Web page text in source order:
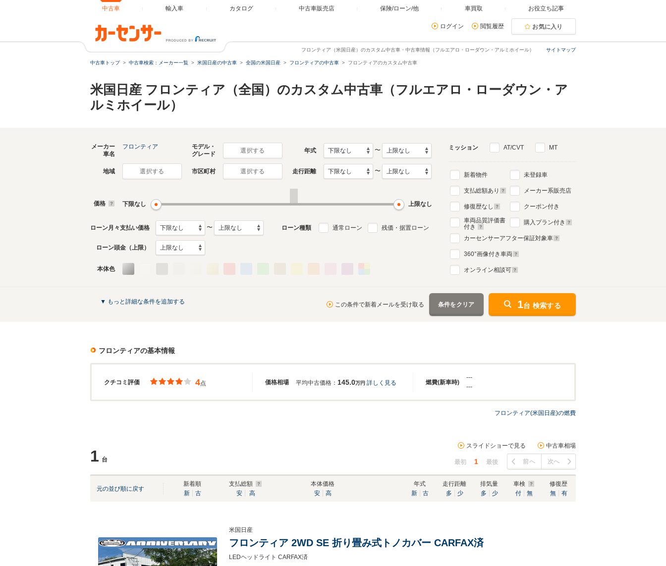
中古車 輸入車 カタログ 中古車販売店 保険/ローン/他 車買取 お役立ち記事
ログイン 閲覧履歴 お気に入り
サイトマップ
フロンティア（米国日産）のカスタム中古車・中古車情報（フルエアロ・ローダウン・アルミホイール）
中古車トップ 中古車検索：メーカー一覧 米国日産の中古車 全国の米国日産 フロンティアの中古車 フロンティアのカスタム中古車
米国日産 フロンティア（全国）のカスタム中古車（フルエアロ・ローダウン・ア
ルミホイール）
メーカー
車名
フロンティア
モデル・
グレード
選択する 年式 〜
地域 選択する 市区町村 選択する 走行距離 〜
価格 下限なし 上限なし
ローン月々支払い価格 〜 ローン種類 通常ローン 残価・据置ローン
ローン頭金（上限）
本体色
ミッション AT/CVT MT
新着物件
支払総額あり
修復歴なし
車両品質評価書
付き
未登録車
メーカー系販売店
クーポン付き
購入プラン付き
カーセンサーアフター保証対象車
360°画像付き車両
オンライン相談可
▼ もっと詳細な条件を追加する この条件で新着メールを受け取る 条件をクリア 1台 検索する
フロンティアの基本情報
クチコミ評価 価格相場 燃費(新車時)
4点 平均中古価格： 145.0万円 詳しく見る
---
---
フロンティア(米国日産)の燃費
1 台
スライドショーで見る 中古車相場
最初 1 最後 前へ 次へ
元の並び順に戻す
新着順
新
古
支払総額
安
高
本体価格
安
高
年式
新
古
走行距離
多
少
排気量
多
少
車検
付
無
修復歴
無
有
米国日産
フロンティア 2WD SE 折り畳み式トノカバー CARFAX済
LEDヘッドライト CARFAX済